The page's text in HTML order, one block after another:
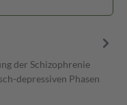
der Schizophrenie
depressiven Phasen